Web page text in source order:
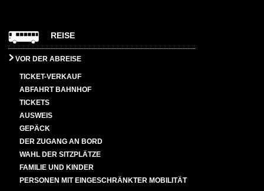
REISE
VOR DER ABREISE
TICKET-VERKAUF
ABFAHRT BAHNHOF
TICKETS
AUSWEIS
GEPÄCK
DER ZUGANG AN BORD
WAHL DER SITZPLÄTZE
FAMILIE UND KINDER
PERSONEN MIT EINGESCHRÄNKTER MOBILITÄT